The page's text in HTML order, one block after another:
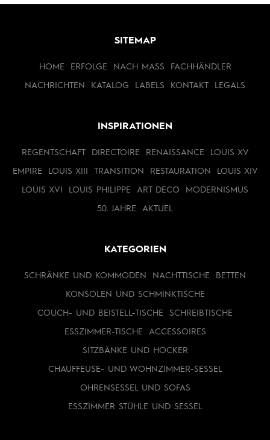
SITEMAP
HOME ERFOLGE NACH MASS FACHHÄNDLER
NACHRICHTEN KATALOG LABELS KONTAKT LEGALS
INSPIRATIONEN
REGENTSCHAFT DIRECTOIRE RENAISSANCE LOUIS XV
EMPIRE LOUIS XIII TRANSITION RESTAURATION LOUIS XIV
LOUIS XVI LOUIS PHILIPPE ART DECO MODERNISMUS
50. JAHRE AKTUEL
KATEGORIEN
SCHRÄNKE UND KOMMODEN NACHTTISCHE BETTEN
KONSOLEN UND SCHMINKTISCHE
COUCH- UND BEISTELL-TISCHE SCHREIBTISCHE
ESSZIMMER-TISCHE ACCESSOIRES
SITZBÄNKE UND HOCKER
CHAUFFEUSE- UND WOHNZIMMER-SESSEL
OHRENSESSEL UND SOFAS
ESSZIMMER STÜHLE UND SESSEL